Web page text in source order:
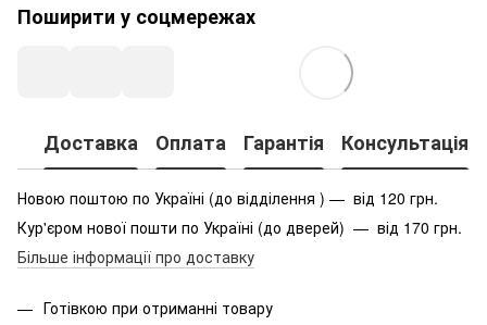
Поширити у соцмережах
Доставка Оплата Гарантія Консультація
Новою поштою по Україні (до відділення ) — від 120 грн.
Кур'єром нової пошти по Україні (до дверей) — від 170 грн.
Більше інформації про доставку
Готівкою при отриманні товару